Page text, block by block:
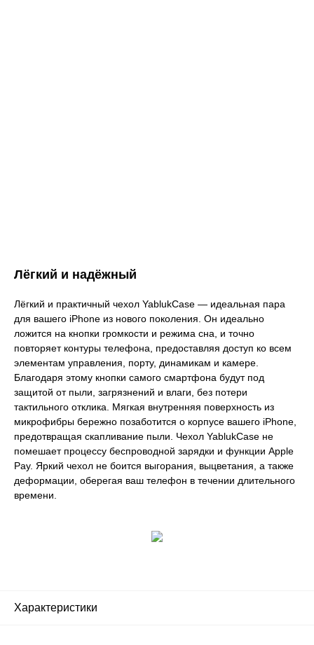
Лёгкий и надёжный
Лёгкий и практичный чехол YablukCase — идеальная пара
для вашего iPhone из нового поколения. Он идеально
ложится на кнопки громкости и режима сна, и точно
повторяет контуры телефона, предоставляя доступ ко всем
элементам управления, порту, динамикам и камере.
Благодаря этому кнопки самого смартфона будут под
защитой от пыли, загрязнений и влаги, без потери
тактильного отклика. Мягкая внутренняя поверхность из
микрофибры бережно позаботится о корпусе вашего iPhone,
предотвращая скапливание пыли. Чехол YablukCase не
помешает процессу беспроводной зарядки и функции Apple
Pay. Яркий чехол не боится выгорания, выцветания, а также
деформации, оберегая ваш телефон в течении длительного
времени.
Характеристики